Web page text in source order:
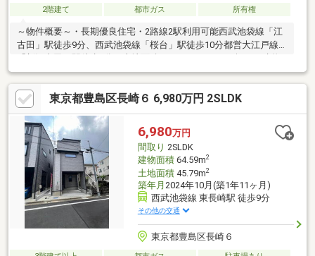
2階建て 都市ガス 所有権
～物件概要～・長期優良住宅・2路線2駅利用可能西武池袋線「江
古田」駅徒歩9分、西武池袋線「桜台」駅徒歩10分都営大江戸線
面積：131.86㎡（39.88坪）・2017年11月築、6SDK（※納戸は2箇
所ございます。）・南東側道路接道・カースペース1台分有（車種
による）・サービスルーム（納戸）含め、収納豊富。～設備～・
サービスルーム（納戸）あり。・2階洗面室、バルコニーがある
為、家事がしやすい間取りです。・1階、2階トイレ有・1階電動
（一部）シャッター・手動シャッター、2階手動シャッター有
東京都豊島区長崎６ 6,980万円 2SLDK
6,980万円
間取り 2SLDK
建物面積64.59m2
土地面積45.79m2
築年月 2024年10月(築1年11ヶ月)
西武池袋線 東長崎駅 徒歩9分
その他の交通
東京都豊島区長崎６